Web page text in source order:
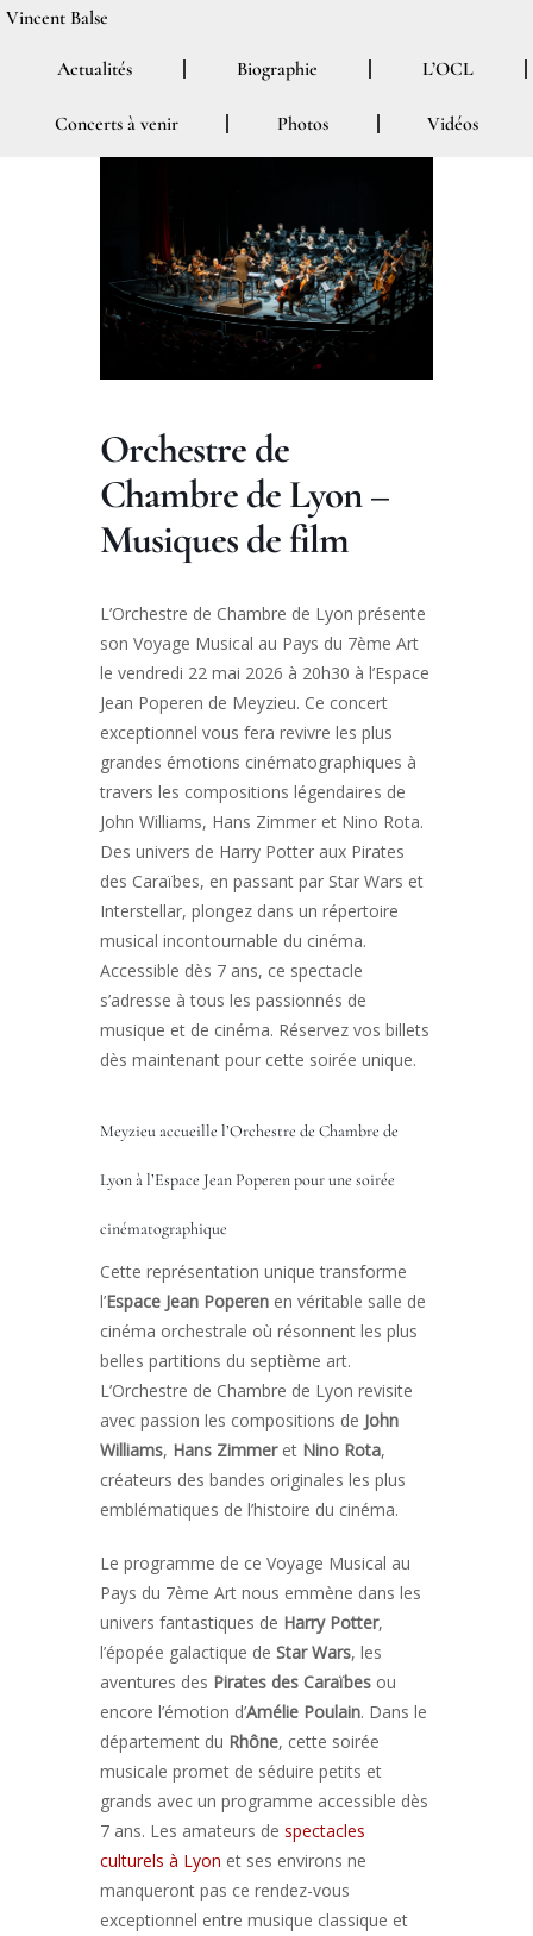
Aller
contenu
Vincent Balse
Actualités Biographie L’OCL
Concerts à venir Photos Vidéos
Orchestre de
Chambre de Lyon –
Musiques de film
L’Orchestre de Chambre de Lyon présente
son Voyage Musical au Pays du 7ème Art
le vendredi 22 mai 2026 à 20h30 à l’Espace
Jean Poperen de Meyzieu. Ce concert
exceptionnel vous fera revivre les plus
grandes émotions cinématographiques à
travers les compositions légendaires de
John Williams, Hans Zimmer et Nino Rota.
Des univers de Harry Potter aux Pirates
des Caraïbes, en passant par Star Wars et
Interstellar, plongez dans un répertoire
musical incontournable du cinéma.
Accessible dès 7 ans, ce spectacle
s’adresse à tous les passionnés de
musique et de cinéma. Réservez vos billets
dès maintenant pour cette soirée unique.
Meyzieu accueille l’Orchestre de Chambre de
Lyon à l’Espace Jean Poperen pour une soirée
cinématographique
Cette représentation unique transforme
l’Espace Jean Poperen en véritable salle de
cinéma orchestrale où résonnent les plus
belles partitions du septième art.
L’Orchestre de Chambre de Lyon revisite
avec passion les compositions de John
Williams, Hans Zimmeret Nino Rota,
créateurs des bandes originales les plus
emblématiques de l’histoire du cinéma.
Le programme de ce Voyage Musical au
Pays du 7ème Art nous emmène dans les
univers fantastiques de Harry Potter,
l’épopée galactique de Star Wars, les
aventures des Pirates des Caraïbes ou
encore l’émotion d’Amélie Poulain. Dans le
département du Rhône, cette soirée
musicale promet de séduire petits et
grands avec un programme accessible dès
7 ans. Les amateurs de spectacles
culturels à Lyon et ses environs ne
manqueront pas ce rendez-vous
exceptionnel entre musique classique et